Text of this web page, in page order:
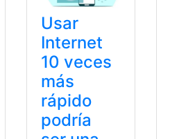
Usar
Internet
10 veces
más
rápido
podría